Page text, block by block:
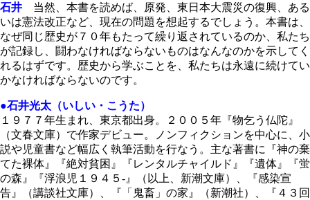
石井 当然、本書を読めば、原発、東日本大震災の復興、ある
いは憲法改正など、現在の問題を想起するでしょう。本書は、
なぜ同じ歴史が７０年もたって繰り返されているのか、私たち
が記録し、闘わなければならないものはなんなのかを示してく
れるはずです。歴史から学ぶことを、私たちは永遠に続けてい
かなければならないのです。
●石井光太（いしい・こうた）
１９７７年生まれ、東京都出身。２００５年『物乞う仏陀』
（文春文庫）で作家デビュー。ノンフィクションを中心に、小
説や児童書など幅広く執筆活動を行なう。主な著書に『神の棄
てた裸体』『絶対貧困』『レンタルチャイルド』『遺体』『蛍
の森』『浮浪児１９４５-』（以上、新潮文庫）、『感染宣
告』（講談社文庫）、『「鬼畜」の家』（新潮社）、『４３回